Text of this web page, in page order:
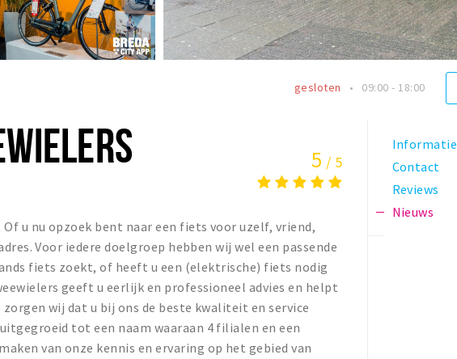
gesloten 09:00 - 18:00
5 / 5
Of u nu opzoek bent naar een fiets voor uzelf, vriend,
Voor iedere doelgroep hebben wij wel een passende
fiets zoekt, of heeft u een (elektrische) fiets nodig
geeft u eerlijk en professioneel advies en helpt
wij dat u bij ons de beste kwaliteit en service
tot een naam waaraan 4 filialen en een
van onze kennis en ervaring op het gebied van
Informatie
Contact
Reviews
Nieuws